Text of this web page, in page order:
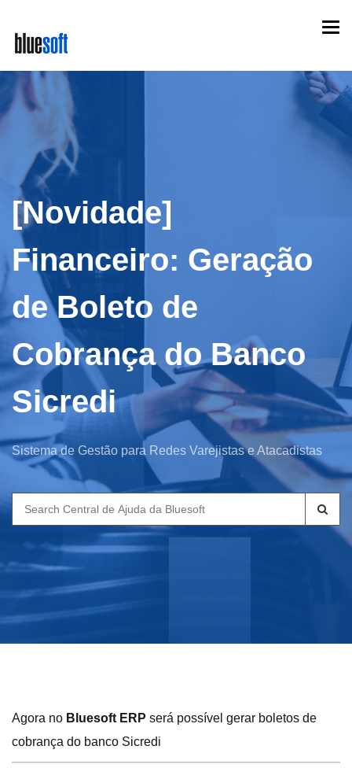
main
content
[Novidade]
Financeiro: Geração
de Boleto de
Cobrança do Banco
Sicredi
Sistema de Gestão para Redes Varejistas e Atacadistas
Search
for:
Agora no Bluesoft ERP será possível gerar boletos de
cobrança do banco Sicredi